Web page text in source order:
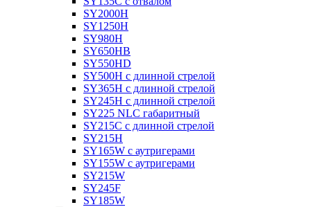
SY2000H
SY1250H
SY980H
SY650HB
SY550HD
SY500H с длинной стрелой
SY365H с длинной стрелой
SY245H с длинной стрелой
SY225 NLC габаритный
SY215C с длинной стрелой
SY215H
SY165W с аутригерами
SY155W с аутригерами
SY215W
SY245F
SY185W